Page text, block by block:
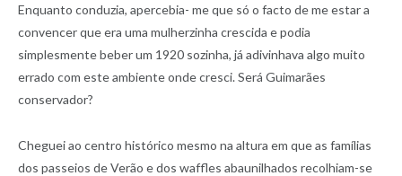
Enquanto conduzia, apercebia- me que só o facto de me estar a
convencer que era uma mulherzinha crescida e podia
simplesmente beber um 1920 sozinha, já adivinhava algo muito
errado com este ambiente onde cresci. Será Guimarães
conservador?
Cheguei ao centro histórico mesmo na altura em que as famílias
dos passeios de Verão e dos waffles abaunilhados recolhiam-se